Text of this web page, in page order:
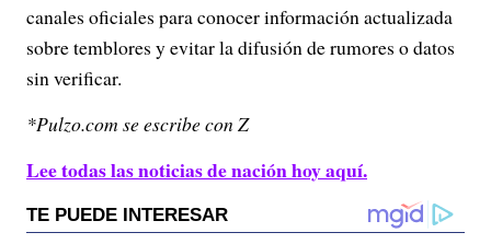
canales oficiales para conocer información actualizada
sobre temblores y evitar la difusión de rumores o datos
sin verificar.
*Pulzo.com se escribe con Z
Lee todas las noticias de nación hoy aquí.